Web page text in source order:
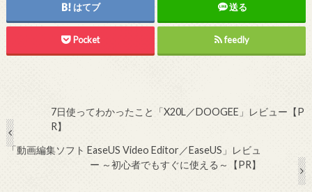
はてブ 送る
Pocket feedly
7日使ってわかったこと「X20L／DOOGEE」レビュー【P
R】
「動画編集ソフト EaseUS Video Editor／EaseUS」レビュ
ー ～初心者でもすぐに使える～【PR】